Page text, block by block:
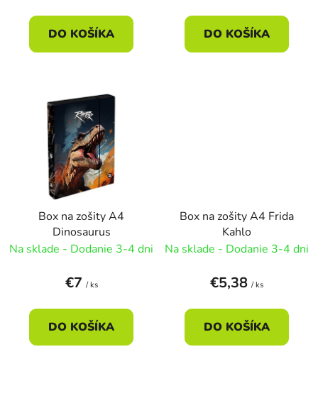
DO KOŠÍKA DO KOŠÍKA
Box na zošity A4
Dinosaurus
Na sklade - Dodanie 3-4 dni
€7 / ks
DO KOŠÍKA
Box na zošity A4 Frida
Kahlo
Na sklade - Dodanie 3-4 dni
€5,38 / ks
DO KOŠÍKA